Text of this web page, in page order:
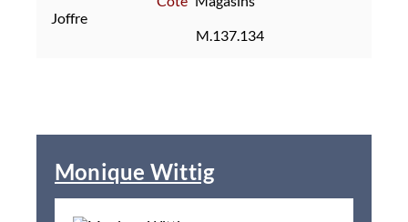
Joffre
M.137.134
Monique Wittig